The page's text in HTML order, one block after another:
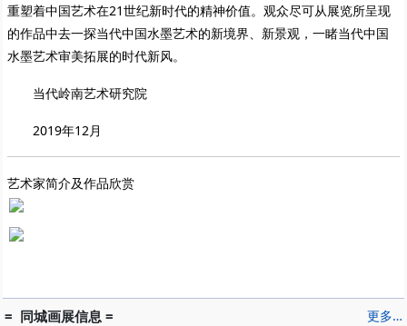
重塑着中国艺术在21世纪新时代的精神价值。观众尽可从展览所呈现
的作品中去一探当代中国水墨艺术的新境界、新景观，一睹当代中国
水墨艺术审美拓展的时代新风。
当代岭南艺术研究院
2019年12月
艺术家简介及作品欣赏
更多…
= 同城画展信息 =